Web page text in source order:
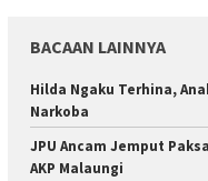
BACAAN LAINNYA
Hilda Ngaku Terhina,
Narkoba
JPU Ancam Jemput
AKP Malaungi